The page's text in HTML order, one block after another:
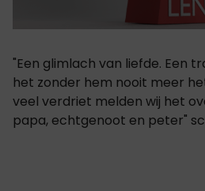
"Een glimlach van liefde. Een
het zonder hem nooit meer
veel verdriet melden wij het
papa, echtgenoot en peter"